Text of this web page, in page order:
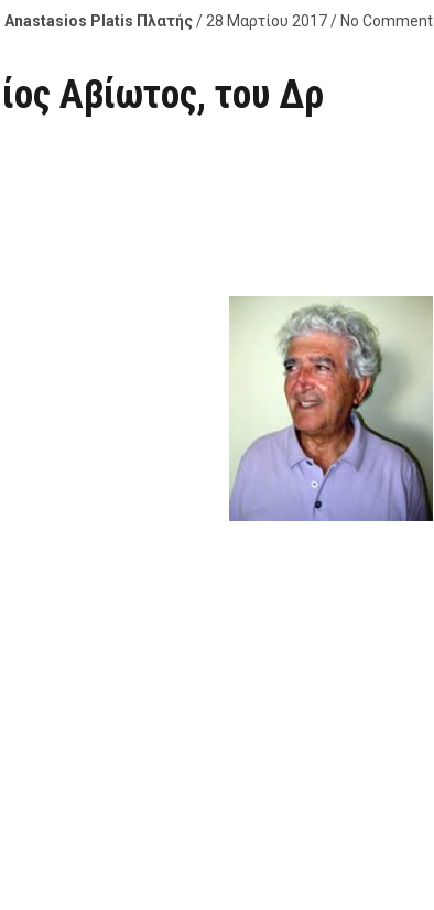
Anastasios Platis Πλατής/ 28 Μαρτίου 2017 / No Comment
Αβίωτος, του Δρ